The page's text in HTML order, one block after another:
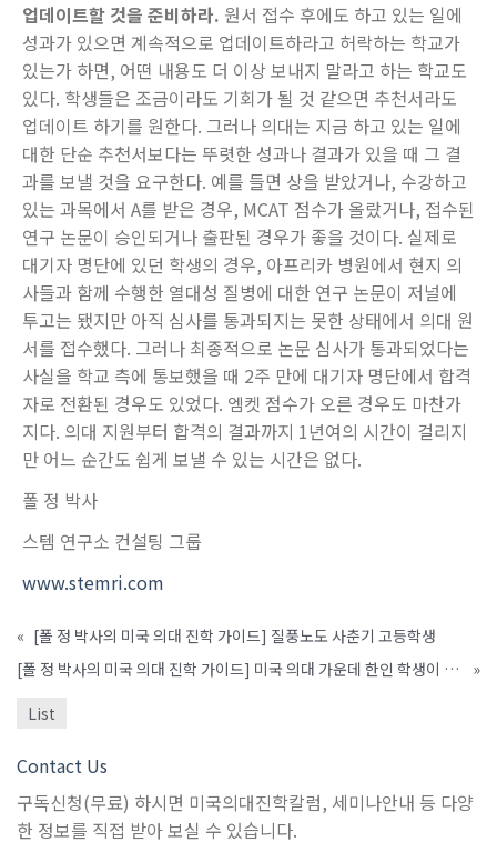
업데이트할 것을 준비하라. 원서 접수 후에도 하고 있는 일에
성과가 있으면 계속적으로 업데이트하라고 허락하는 학교가
있는가 하면, 어떤 내용도 더 이상 보내지 말라고 하는 학교도
있다. 학생들은 조금이라도 기회가 될 것 같으면 추천서라도
업데이트 하기를 원한다. 그러나 의대는 지금 하고 있는 일에
대한 단순 추천서보다는 뚜렷한 성과나 결과가 있을 때 그 결
과를 보낼 것을 요구한다. 예를 들면 상을 받았거나, 수강하고
있는 과목에서 A를 받은 경우, MCAT 점수가 올랐거나, 접수된
연구 논문이 승인되거나 출판된 경우가 좋을 것이다. 실제로
대기자 명단에 있던 학생의 경우, 아프리카 병원에서 현지 의
사들과 함께 수행한 열대성 질병에 대한 연구 논문이 저널에
투고는 됐지만 아직 심사를 통과되지는 못한 상태에서 의대 원
서를 접수했다. 그러나 최종적으로 논문 심사가 통과되었다는
사실을 학교 측에 통보했을 때 2주 만에 대기자 명단에서 합격
자로 전환된 경우도 있었다. 엠켓 점수가 오른 경우도 마찬가
지다. 의대 지원부터 합격의 결과까지 1년여의 시간이 걸리지
만 어느 순간도 쉽게 보낼 수 있는 시간은 없다.
폴 정 박사
스템 연구소 컨설팅 그룹
www.stemri.com
« [폴 정 박사의 미국 의대 진학 가이드] 질풍노도 사춘기 고등학생
[폴 정 박사의 미국 의대 진학 가이드] 미국 의대 가운데 한인 학생이 가장 많이 입학하는 의대는 ?
»
List
Contact Us
구독신청(무료) 하시면 미국의대진학칼럼, 세미나안내 등 다양
한 정보를 직접 받아 보실 수 있습니다.